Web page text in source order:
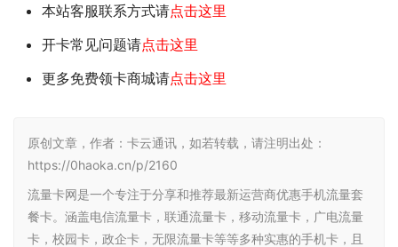
本站客服联系方式请点击这里
开卡常见问题请点击这里
更多免费领卡商城请点击这里
原创文章，作者：卡云通讯，如若转载，请注明出处：
https://0haoka.cn/p/2160
流量卡网是一个专注于分享和推荐最新运营商优惠手机流量套
餐卡。涵盖电信流量卡，联通流量卡，移动流量卡，广电流量
卡，校园卡，政企卡，无限流量卡等等多种实惠的手机卡，且